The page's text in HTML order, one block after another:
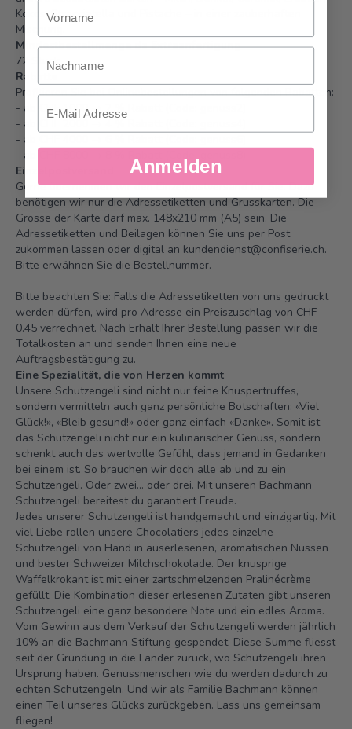
Kokos, Stracciatella und Pistache – in einer zauberhaften
Mischung.
Mindestbestellmenge da Extraanfertigung
72 Stück
Rabatte
Profitieren Sie bei Onlinebestellungen von folgenden Rabatten:
- ab CHF 1000 → 2 % Rabatt (Code: genuss2)
- ab CHF 2000 → 4 % Rabatt (Code: genuss4)
- ab CHF 4000 → 6 % Rabatt (Code: genuss6)
- ab CHF 8000 → 8 % Rabatt (Code: genuss8)
Einzelpostversand
Gerne übernehmen wir den Einzelpostversand für Sie. Dazu
benötigen wir nur die Adressetiketten und Grusskarten. Die
Grösse der Karte darf max. 148x210 mm (A5) sein. Die
Adressetiketten und Beilagen können Sie uns per Post
zukommen lassen oder digital an kundendienst@confiserie.ch.
Bitte erwähnen Sie die Bestellnummer.
Bitte beachten Sie: Falls die Adressetiketten von uns gedruckt
werden dürfen, wird pro Adresse ein Preiszuschlag von CHF
0.45 verrechnet. Nach Erhalt Ihrer Bestellung passen wir die
Totalkosten an und senden Ihnen eine neue
Auftragsbestätigung zu.
Eine Spezialität, die von Herzen kommt
Unsere Schutzengeli sind nicht nur feine Knuspertruffes,
sondern vermitteln auch ganz persönliche Botschaften: «Viel
Glück!», «Bleib gesund!» oder ganz einfach «Danke». Somit ist
das Schutzengeli nicht nur ein kulinarischer Genuss, sondern
schenkt auch das wertvolle Gefühl, dass jemand in Gedanken
bei einem ist. So brauchen wir doch alle ab und zu ein
Schutzengeli. Oder zwei… oder drei. Mit unseren Bachmann
Schutzengeli bereitest du garantiert Freude.
Jedes unserer Schutzengeli ist handgemacht und einzigartig. Mit
viel Liebe rollen unsere Chocolatiers jedes einzelne
Schutzengeli von Hand in auserlesenen, aromatischen Nüssen
und bester Schweizer Milchschokolade. Der knusprige
Waffelkrokant ist mit einer zartschmelzenden Pralinécrème
gefüllt. Die Kombination dieser erlesenen Zutaten gibt unseren
Schutzengeli eine ganz besondere Note und ein edles Aroma.
Vom Gewinn aus dem Verkauf der Schutzengeli werden jährlich
10% an die Bachmann Stiftung gespendet. Diese Summe fliesst
seit der Gründung in die Länder zurück, wo Schutzengeli ihren
Ursprung haben. Genussmenschen wie du werden dadurch zu
echten Schutzengeln. Und wir als Familie Bachmann können
einen Teil unseres Glücks zurückgeben. Lass uns gemeinsam
fliegen!
Nachname
Email
Anmelden